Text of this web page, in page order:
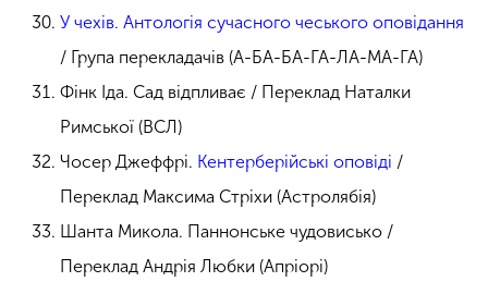
У чехів. Антологія сучасного чеського оповідання
/ Група перекладачів (А-БА-БА-ГА-ЛА-МА-ГА)
Фінк Іда. Сад відпливає / Переклад Наталки
Римської (ВСЛ)
Чосер Джеффрі. Кентерберійські оповіді /
Переклад Максима Стріхи (Астролябія)
Шанта Микола. Паннонське чудовисько /
Переклад Андрія Любки (Апріорі)